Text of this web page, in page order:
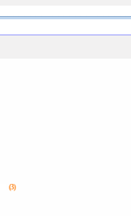
(3)